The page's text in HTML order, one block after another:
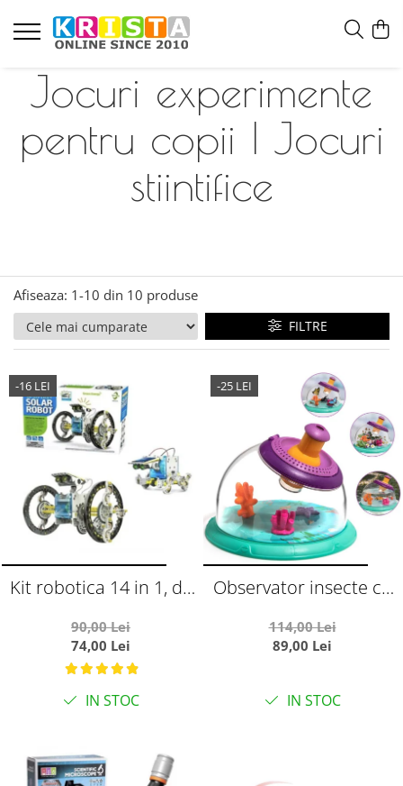
Jocuri experimente
pentru copii | Jocuri
stiintifice
Afiseaza: 1-10 din 10 produse
FILTRE
-16 LEI
Kit robotica 14 in 1, de
solara
90,00 Lei
74,00 Lei
IN STOC
-25 LEI
Observator insecte cu
habitat in aer liber
114,00 Lei
89,00 Lei
IN STOC